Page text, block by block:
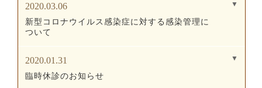
2020.03.06
新型コロナウイルス感染症に対する感染管理に
ついて
2020.01.31
臨時休診のお知らせ